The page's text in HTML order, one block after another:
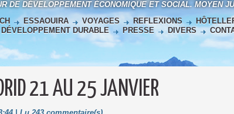
DE DÉVELOPPEMENT ÉCONOMIQUE ET SOCIAL. MOYEN
ESSAOUIRA VOYAGES REFLEXIONS
DÉVELOPPEMENT DURABLE
PRESSE DIVERS
21 AU 25 JANVIER